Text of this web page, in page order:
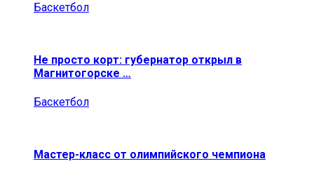
Баскетбол
Не просто корт: губернатор открыл в
Магнитогорске …
Баскетбол
Мастер-класс от олимпийского чемпиона